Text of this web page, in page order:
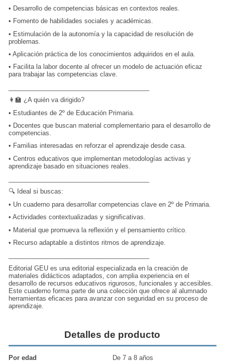
• Desarrollo de competencias básicas en contextos reales.
• Fomento de habilidades sociales y académicas.
• Estimulación de la autonomía y la capacidad de resolución de
problemas.
• Aplicación práctica de los conocimientos adquiridos en el aula.
• Facilita la labor docente al ofrecer un modelo de actuación eficaz
para trabajar las competencias clave.
👩‍🏫 ¿A quién va dirigido?
• Estudiantes de 2º de Educación Primaria.
• Docentes que buscan material complementario para el desarrollo de
competencias.
• Familias interesadas en reforzar el aprendizaje desde casa.
• Centros educativos que implementan metodologías activas y
aprendizaje basado en situaciones reales.
🔍 Ideal si buscas:
• Un cuaderno para desarrollar competencias clave en 2º de Primaria.
• Actividades contextualizadas y significativas.
• Material que promueva la reflexión y el pensamiento crítico.
• Recurso adaptable a distintos ritmos de aprendizaje.
Editorial GEU es una editorial especializada en la creación de
materiales didácticos adaptados, con amplia experiencia en el
desarrollo de recursos educativos rigurosos, funcionales y accesibles.
Este cuaderno forma parte de una colección que ofrece al alumnado
herramientas eficaces para avanzar con seguridad en su proceso de
aprendizaje.
Detalles de producto
Por edad
De 7 a 8 años